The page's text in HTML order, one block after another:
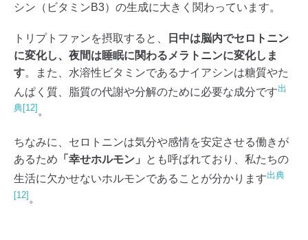
シン（ビタミンB3）の生成に大きく関わっています。
トリプトファンを摂取すると、
日中は脳内でセロトニン
に変化し、夜間は睡眠に関わるメラトニンに変化しま
す。また、水溶性ビタミンであるナイアシンは糖質やた
んぱく質、脂質の代謝や分解のために必要な成分です出
典[12] 。
ちなみに、セロトニンは気分や感情を安定させる働きが
あるため 「幸せホルモン」
とも呼ばれており、私たちの
生活に欠かせないホルモンであることが分かります出典
[12] 。